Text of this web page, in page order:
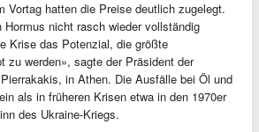
Vortag hatten die Preise deutlich zugelegt.
Hormus nicht rasch wieder vollständig
Krise das Potenzial, die größte
zu werden», sagte der Präsident der
in Athen. Die Ausfälle bei Öl und
als in früheren Krisen etwa in den 1970er
des Ukraine-Kriegs.